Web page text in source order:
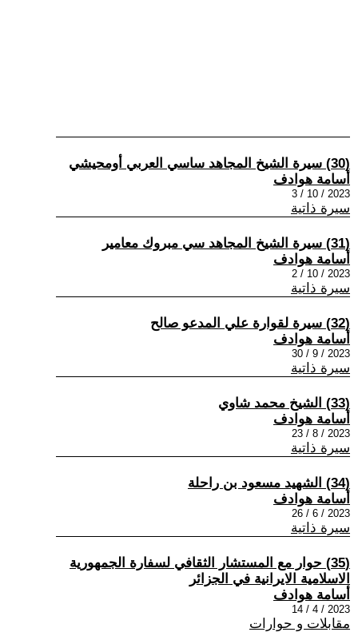
(30) سيرة الشيخ المجاهد ساسي العربي أومحيشي
أسامة هوادف
2023 / 10 / 3
سيرة ذاتية
(31) سيرة الشيخ المجاهد سي مبروك معامير
أسامة هوادف
2023 / 10 / 2
سيرة ذاتية
(32) سيرة لقوارة علي المدعو صالح
أسامة هوادف
2023 / 9 / 30
سيرة ذاتية
(33) الشيخ محمد شاوي
أسامة هوادف
2023 / 8 / 23
سيرة ذاتية
(34) الشهيد مسعود بن راحلة
أسامة هوادف
2023 / 6 / 26
سيرة ذاتية
(35) حوار مع المستشار الثقافي لسفارة الجمهورية
الاسلامية الايرانية في الجزائر
أسامة هوادف
2023 / 4 / 14
مقابلات و حوارات